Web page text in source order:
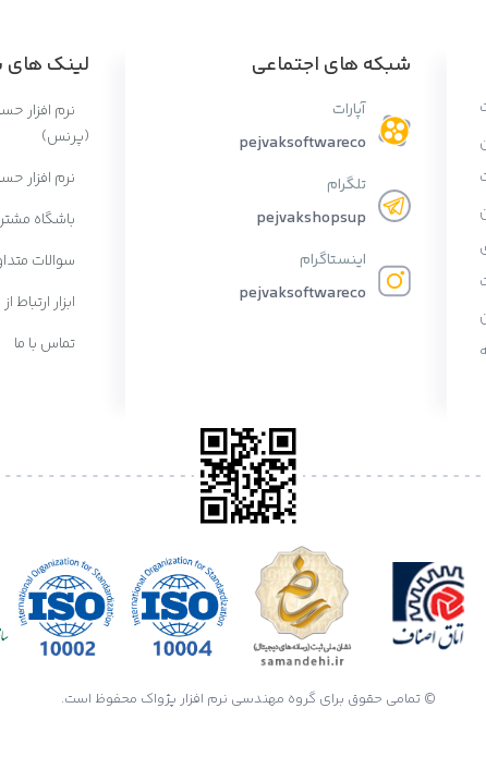
شبکه های اجتماعی
آپارات
pejvaksoftwareco
تلگرام
pejvakshopsup
اینستاگرام
pejvaksoftwareco
لینک های
نرم افزار
(پرنس)
نرم افزار
باشگاه
سوالات
ابزار ارتباط
تماس با ما
© تمامی حقوق برای گروه مهندسی نرم افزار پژواک محفوظ است.